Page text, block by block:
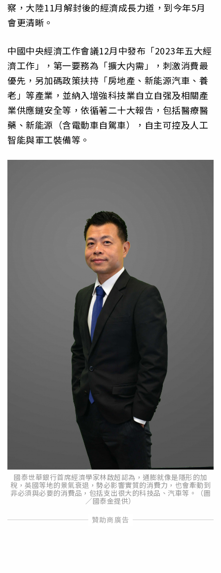
察，大陸11月解封後的經濟成長力道，到今年5月
會更清晰。
中國中央經濟工作會議12月中發布「2023年五大經
濟工作」，第一要務為「擴大内需」，刺激消費最
優先，另加碼政策扶持「房地產、新能源汽車、養
老」等產業，並納入增強科技業自立自强及相關產
業供應鏈安全等，依循著二十大報告，包括醫療醫
藥、新能源（含電動車自駕車），自主可控及人工
智能與軍工裝備等。
國泰世華銀行首席經濟學家林啟超認為，通膨就像是隱形的加
稅，英國等地的景氣衰退，勢必影響實質的消費力，也會牽動到
非必須與必要的消費品，包括支出很大的科技品、汽車等。（圖
／國泰金提供）